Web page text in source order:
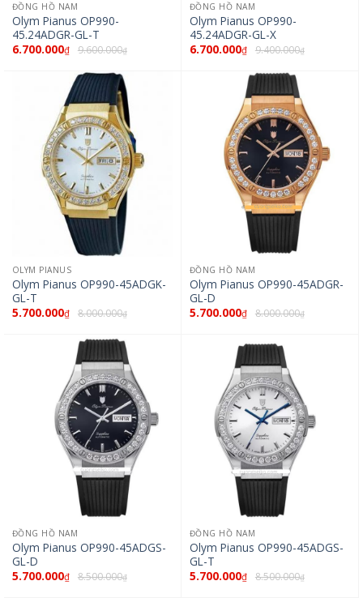
ĐỒNG HỒ NAM
Olym Pianus OP990-
45.24ADGR-GL-T
6.700.000₫ 9.600.000₫
ĐỒNG HỒ NAM
Olym Pianus OP990-
45.24ADGR-GL-X
6.700.000₫ 9.400.000₫
OLYM PIANUS
Olym Pianus OP990-45ADGK-
GL-T
5.700.000₫ 8.000.000₫
ĐỒNG HỒ NAM
Olym Pianus OP990-45ADGR-
GL-D
5.700.000₫ 8.000.000₫
ĐỒNG HỒ NAM
Olym Pianus OP990-45ADGS-
GL-D
5.700.000₫ 8.500.000₫
ĐỒNG HỒ NAM
Olym Pianus OP990-45ADGS-
GL-T
5.700.000₫ 8.500.000₫